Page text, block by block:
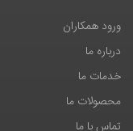
ورود همکاران
درباره ما
خدمات ما
محصولات ما
تماس با ما